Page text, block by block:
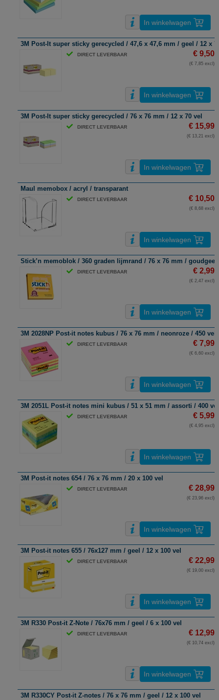
In winkelwagen
3M Post-It super sticky gerecycled / 47,6 x 47,6 mm / geel / 12 x
DIRECT LEVERBAAR € 9,50
(€ 7,85 excl)
In winkelwagen
3M Post-It super sticky gerecycled / 76 x 76 mm / 12 x 70 vel
DIRECT LEVERBAAR € 15,99
(€ 13,21 excl)
In winkelwagen
Maul memobox / acryl / transparant
DIRECT LEVERBAAR € 10,50
(€ 8,68 excl)
In winkelwagen
Stick’n memoblok / 360 graden lijmrand / 76 x 76 mm / goudgeel
DIRECT LEVERBAAR € 2,99
(€ 2,47 excl)
In winkelwagen
3M 2028NP Post-it notes kubus / 76 x 76 mm / neonroze / 450 vel
DIRECT LEVERBAAR € 7,99
(€ 6,60 excl)
In winkelwagen
3M 2051L Post-it notes mini kubus / 51 x 51 mm / assorti / 400 vel
DIRECT LEVERBAAR € 5,99
(€ 4,95 excl)
In winkelwagen
3M Post-it notes 654 / 76 x 76 mm / 20 x 100 vel
DIRECT LEVERBAAR € 28,99
(€ 23,96 excl)
In winkelwagen
3M Post-it notes 655 / 76x127 mm / geel / 12 x 100 vel
DIRECT LEVERBAAR € 22,99
(€ 19,00 excl)
In winkelwagen
3M R330 Post-it Z-Note / 76x76 mm / geel / 6 x 100 vel
DIRECT LEVERBAAR € 12,99
(€ 10,74 excl)
In winkelwagen
3M R330CY Post-it Z-notes / 76 x 76 mm / geel / 12 x 100 vel